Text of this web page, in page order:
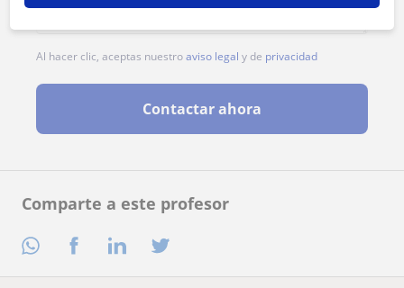
Comparte a este profesor
Al hacer clic, aceptas nuestroaviso legal y de privacidad
Contactar ahora